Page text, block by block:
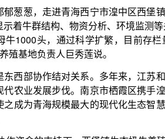
学扩繁，目前存栏量已达1400余头，年销
秀莲说。
系。多年来，江苏和青海通过产业协作、结
京市栖霞区携手湟中区成功打造了西堡镇
的现代化生态智慧牧场，为高原特色农业
西堡镇生态奶牛养殖基地奶牛养殖项目累计
团队援青驻场指导，带来了先进的技术和管
化系统的应用使生产效率较传统模式提升
条技术指导，推广优良饲草品种，实现养